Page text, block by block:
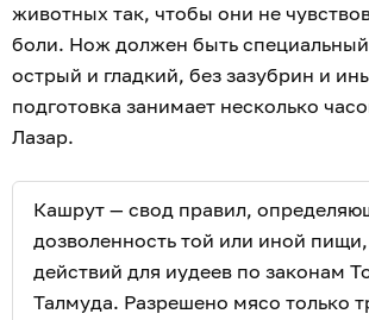
животных так, чтобы они не
боли. Нож должен быть
острый и гладкий, без зазубрин и
подготовка занимает несколько
Лазар.
Кашрут — свод правил,
дозволенность той или иной
действий для иудеев по законам
Талмуда. Разрешено мясо только